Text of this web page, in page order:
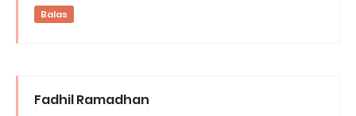
Balas
Fadhil Ramadhan